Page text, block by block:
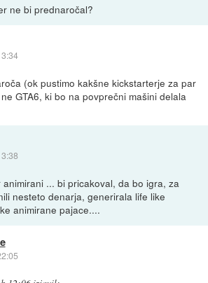
ne bi prednaročal?
(ok pustimo kakšne kickstarterje za par
GTA6, ki bo na povprečni mašini delala
... bi pricakoval, da bo igra, za
nesteto denarja, generirala life like
animirane pajace....